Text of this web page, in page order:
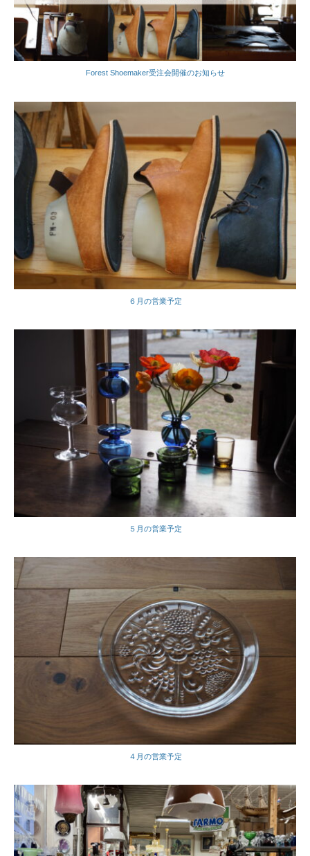
Forest Shoemaker受注会開催のお知らせ
６月の営業予定
５月の営業予定
４月の営業予定